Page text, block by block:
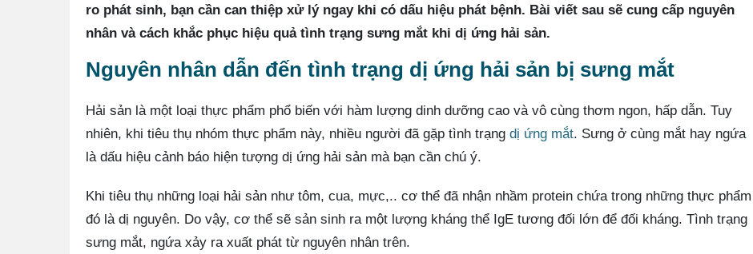
ro phát sinh, bạn cần can thiệp xử lý ngay khi có dấu hiệu phát bệnh. Bài viết sau sẽ cung cấp nguyên
nhân và cách khắc phục hiệu quả tình trạng sưng mắt khi dị ứng hải sản.
Nguyên nhân dẫn đến tình trạng dị ứng hải sản bị sưng mắt
Hải sản là một loại thực phẩm phổ biến với hàm lượng dinh dưỡng cao và vô cùng thơm ngon, hấp dẫn. Tuy
nhiên, khi tiêu thụ nhóm thực phẩm này, nhiều người đã gặp tình trạng dị ứng mắt. Sưng ở cùng mắt hay ngứa
là dấu hiệu cảnh báo hiện tượng dị ứng hải sản mà bạn cần chú ý.
Khi tiêu thụ những loại hải sản như tôm, cua, mực,.. cơ thể đã nhận nhầm protein chứa trong những thực phẩm
đó là dị nguyên. Do vậy, cơ thể sẽ sản sinh ra một lượng kháng thể IgE tương đối lớn để đối kháng. Tình trạng
sưng mắt, ngứa xảy ra xuất phát từ nguyên nhân trên.